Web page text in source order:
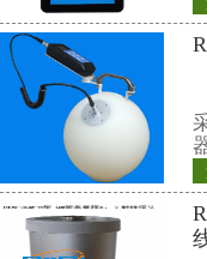
3 宝钢X 射线测量设备
宝钢自 1997 年首次
了产品质量和控制精
的主生产线上都配置使
射线测量设备。测量
在带钢厚度测量方面
量点），在镀层测量
在钢铁工业上，在线X
存在不少问题，主要是
成功地解决了X 射线源
影响，提高了产品的质